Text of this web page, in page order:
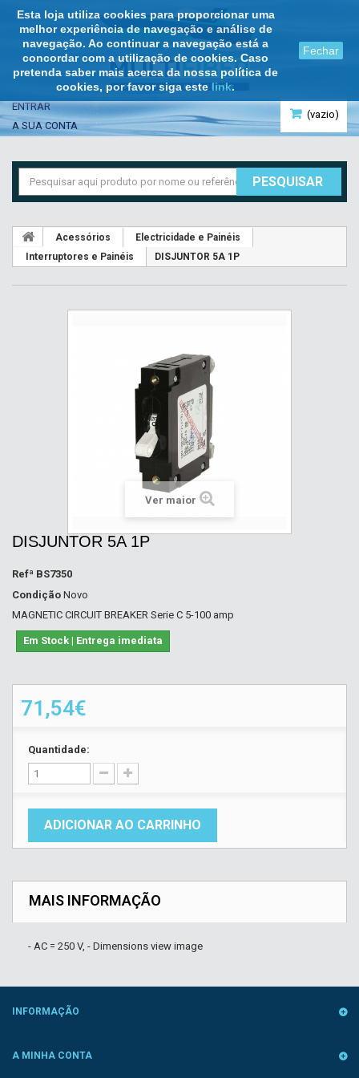
Esta loja utiliza cookies para proporcionar uma
melhor experiência de navegação e análise de
navegação. Ao continuar a navegação está a
concordar com a utilização de cookies. Caso
pretenda saber mais acerca da nossa política de
cookies, por favor siga este link.
Fechar
(vazio)
ENTRAR
A SUA CONTA
PESQUISAR
Acessórios
Electricidade e Painéis
Interruptores e Painéis
DISJUNTOR 5A 1P
Ver maior
DISJUNTOR 5A 1P
Refª BS7350
Condição Novo
MAGNETIC CIRCUIT BREAKER Serie C 5-100 amp
Em Stock | Entrega imediata
71,54€
Quantidade:
ADICIONAR AO CARRINHO
MAIS INFORMAÇÃO
- AC = 250 V, - Dimensions view image
INFORMAÇÃO
A MINHA CONTA